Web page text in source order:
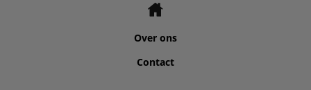
Over ons
Contact